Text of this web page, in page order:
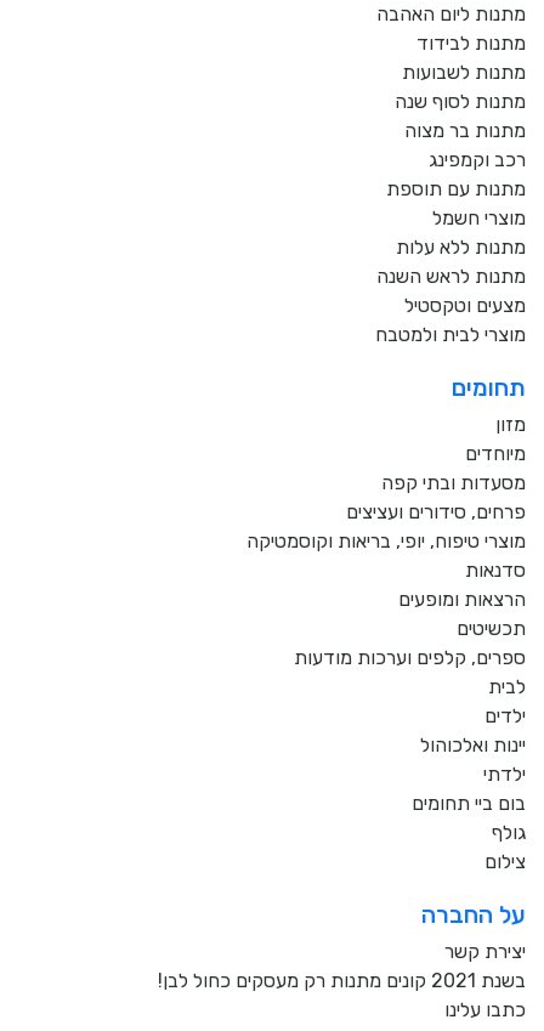
מתנות ליום האהבה
מתנות לבידוד
מתנות לשבועות
מתנות לסוף שנה
מתנות בר מצוה
רכב וקמפינג
מתנות עם תוספת
מוצרי חשמל
מתנות ללא עלות
מתנות לראש השנה
מצעים וטקסטיל
מוצרי לבית ולמטבח
תחומים
מזון
מיוחדים
מסעדות ובתי קפה
פרחים, סידורים ועציצים
מוצרי טיפוח, יופי, בריאות וקוסמטיקה
סדנאות
הרצאות ומופעים
תכשיטים
ספרים, קלפים וערכות מודעות
לבית
ילדים
יינות ואלכוהול
ילדתי
בום ביי תחומים
גולף
צילום
על החברה
יצירת קשר
בשנת 2021 קונים מתנות רק מעסקים כחול לבן!
כתבו עלינו